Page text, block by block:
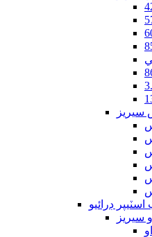
سيريز
ڊرائيو
سيريز